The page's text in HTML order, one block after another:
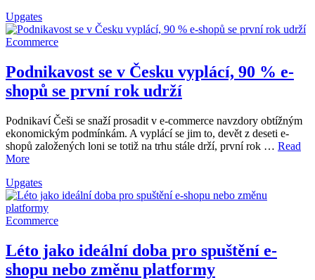
Upgates
Ecommerce
Podnikavost se v Česku vyplácí, 90 % e-
shopů se první rok udrží
Podnikaví Češi se snaží prosadit v e-commerce navzdory obtížným
ekonomickým podmínkám. A vyplácí se jim to, devět z deseti e-
shopů založených loni se totiž na trhu stále drží, první rok … Read
More
Upgates
Ecommerce
Léto jako ideální doba pro spuštění e-
shopu nebo změnu platformy